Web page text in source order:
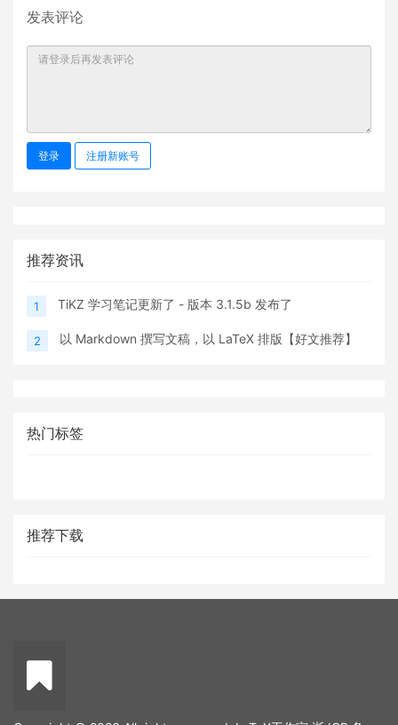
发表评论
登录 注册新账号
推荐资讯
1 TiKZ 学习笔记更新了 - 版本 3.1.5b 发布了
2 以 Markdown 撰写文稿，以 LaTeX 排版【好文推荐】
热门标签
推荐下载